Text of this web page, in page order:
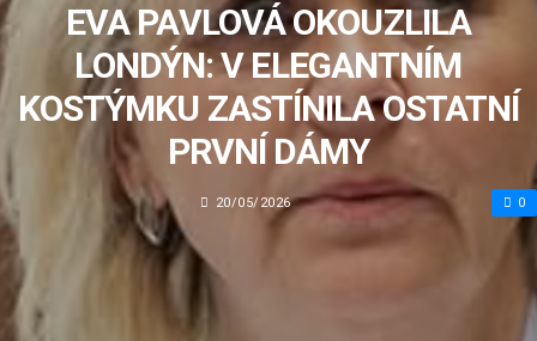
EVA PAVLOVÁ OKOUZLILA
LONDÝN: V ELEGANTNÍM
KOSTÝMKU ZASTÍNILA OSTATNÍ
PRVNÍ DÁMY
20/05/2026 0